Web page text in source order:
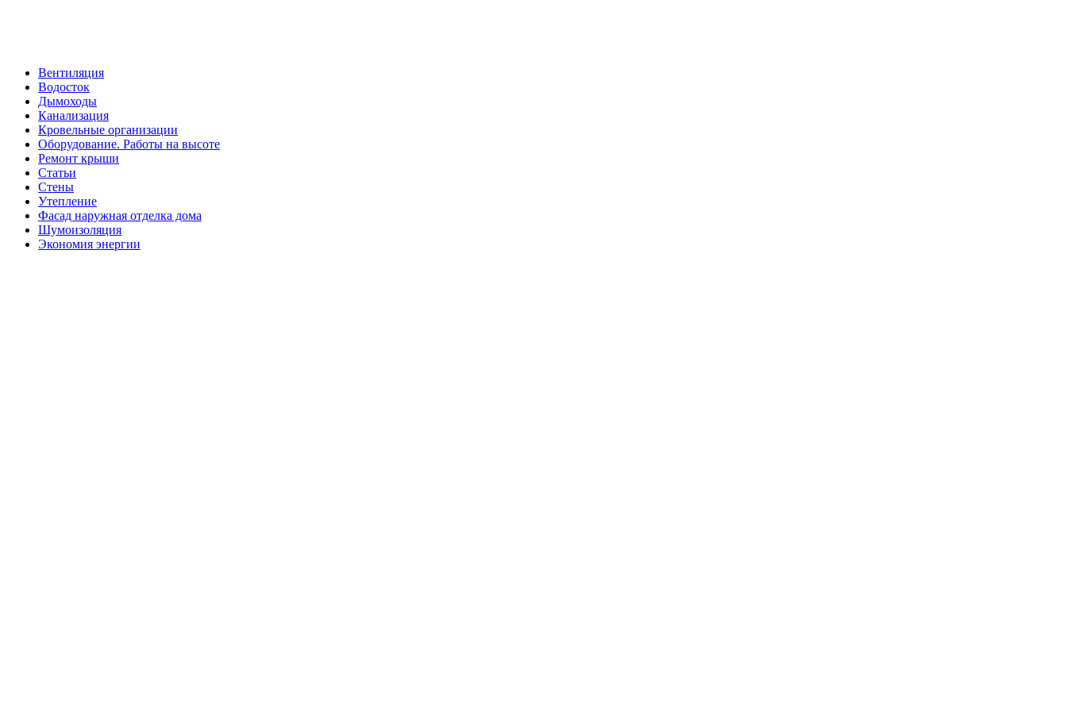
Вентиляция
Водосток
Дымоходы
Канализация
Кровельные организации
Оборудование. Работы на высоте
Ремонт крыши
Статьи
Стены
Утепление
Фасад наружная отделка дома
Шумоизоляция
Экономия энергии